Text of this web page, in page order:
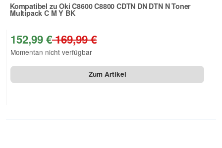
Kompatibel zu Oki C8600 C8800 CDTN DN DTN N Toner
Multipack C M Y BK
Zur Artikelbewertung
152,99 €169,99 €
Momentan nicht verfügbar
Zum Artikel